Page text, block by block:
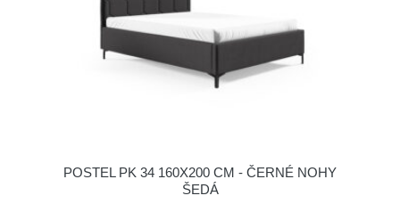
POSTEL PK 34 160X200 CM - ČERNÉ NOHY
ŠEDÁ